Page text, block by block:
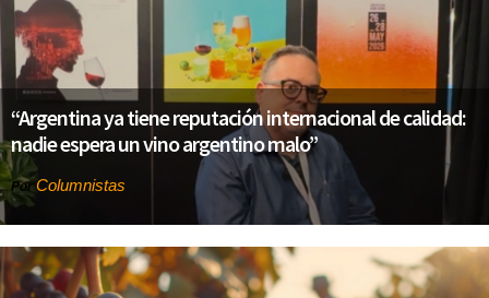
“Argentina ya tiene reputación internacional de calidad:
nadie espera un vino argentino malo”
Por Columnistas